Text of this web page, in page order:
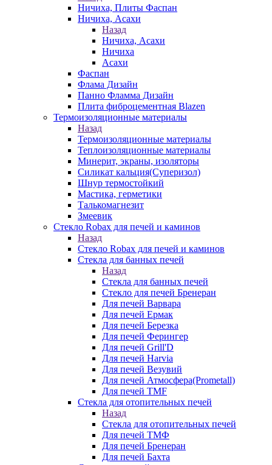
Ничиха, Плиты Фаспан
Ничиха, Асахи
Назад
Ничиха, Асахи
Ничиха
Асахи
Фаспан
Флама Дизайн
Панно Фламма Дизайн
Плита фиброцементная Blazen
Термоизоляционные материалы
Назад
Термоизоляционные материалы
Теплоизоляционные материалы
Минерит, экраны, изоляторы
Силикат кальция(Суперизол)
Шнур термостойкий
Мастика, герметики
Талькомагнезит
Змеевик
Стекло Robax для печей и каминов
Назад
Стекло Robax для печей и каминов
Стекла для банных печей
Назад
Стекла для банных печей
Стекло для печей Бренеран
Для печей Варвара
Для печей Ермак
Для печей Березка
Для печей Ферингер
Для печей Grill'D
Для печей Harvia
Для печей Везувий
Для печей Атмосфера(Prometall)
Для печей TMF
Стекла для отопительных печей
Назад
Стекла для отопительных печей
Для печей ТМФ
Для печей Бренеран
Для печей Бахта